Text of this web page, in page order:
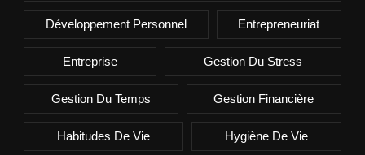
Développement Personnel Entrepreneuriat
Entreprise Gestion Du Stress
Gestion Du Temps Gestion Financière
Habitudes De Vie Hygiène De Vie